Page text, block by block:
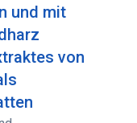
und mit
von